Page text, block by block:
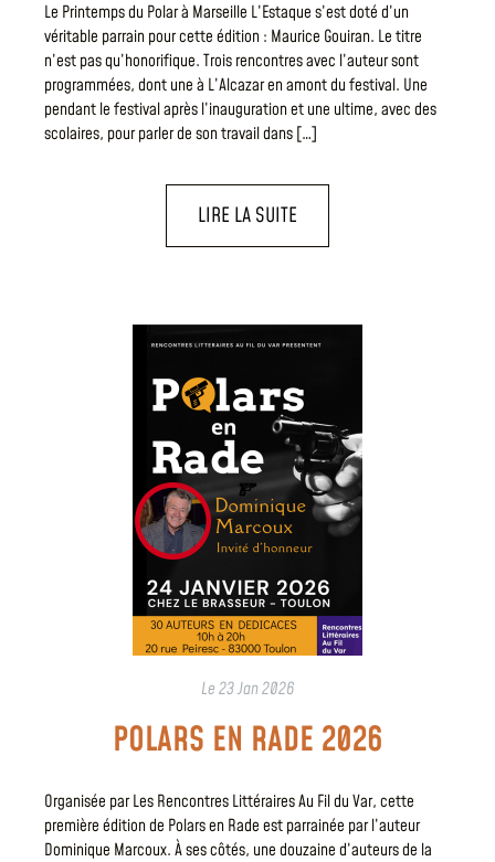
Le Printemps du Polar à Marseille L’Estaque s’est doté d’un
véritable parrain pour cette édition : Maurice Gouiran. Le titre
n’est pas qu’honorifique. Trois rencontres avec l’auteur sont
programmées, dont une à L’Alcazar en amont du festival. Une
pendant le festival après l’inauguration et une ultime, avec des
scolaires, pour parler de son travail dans […]
LIRE LA SUITE
Le23 Jan 2026
POLARS EN RADE 2026
Organisée par Les Rencontres Littéraires Au Fil du Var, cette
première édition de Polars en Rade est parrainée par l’auteur
Dominique Marcoux. À ses côtés, une douzaine d’auteurs de la